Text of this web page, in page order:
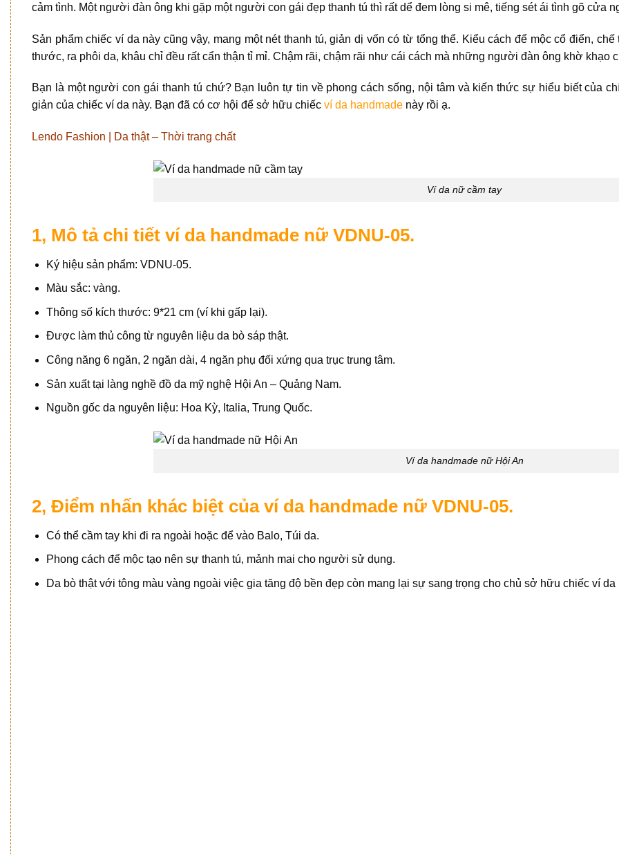
cảm tình. Một người đàn ông khi gặp một người con gái đẹp thanh tú thì rất dể đem lòng si mê, tiếng sét ái tình gõ cửa
Sản phẩm chiếc ví da này cũng vậy, mang một nét thanh tú, giản dị vốn có từ tổng thể. Kiểu cách để mộc cổ điển,
thước, ra phôi da, khâu chỉ đều rất cẩn thận tỉ mỉ. Chậm rãi, chậm rãi như cái cách mà những người đàn ông khờ
Bạn là một người con gái thanh tú chứ? Bạn luôn tự tin về phong cách sống, nội tâm và kiến thức sự hiểu biết của
giản của chiếc ví da này. Bạn đã có cơ hội để sở hữu chiếc ví da handmade này rồi ạ.
Lendo Fashion | Da thật – Thời trang chất
Ví da nữ cầm tay
1, Mô tả chi tiết ví da handmade nữ VDNU-05.
Ký hiệu sản phẩm: VDNU-05.
Màu sắc: vàng.
Thông số kích thước: 9*21 cm (ví khi gấp lại).
Được làm thủ công từ nguyên liệu da bò sáp thật.
Công năng 6 ngăn, 2 ngăn dài, 4 ngăn phụ đối xứng qua trục trung tâm.
Sản xuất tại làng nghề đồ da mỹ nghệ Hội An – Quảng Nam.
Nguồn gốc da nguyên liệu: Hoa Kỳ, Italia, Trung Quốc.
Ví da handmade nữ Hội An
2, Điểm nhấn khác biệt của ví da handmade nữ VDNU-05.
Có thể cầm tay khi đi ra ngoài hoặc để vào Balo, Túi da.
Phong cách để mộc tạo nên sự thanh tú, mảnh mai cho người sử dụng.
Da bò thật với tông màu vàng ngoài việc gia tăng độ bền đẹp còn mang lại sự sang trọng cho chủ sở hữu chiếc ví da